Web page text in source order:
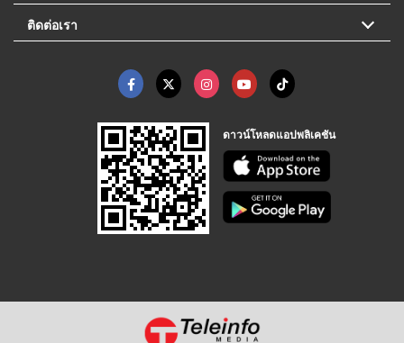
ติดต่อเรา
ดาวน์โหลดแอปพลิเคชัน